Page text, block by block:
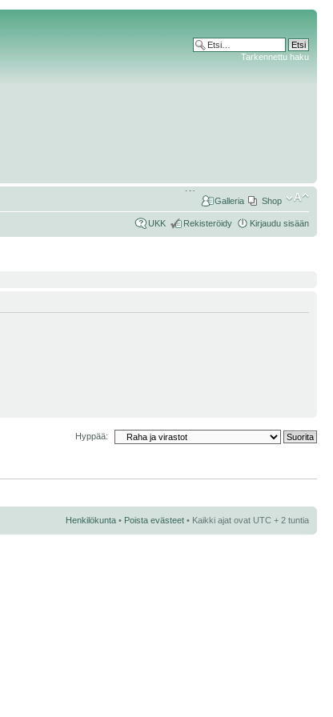
Tarkennettu haku
Shop
Galleria
UKK Rekisteröidy Kirjaudu sisään
Hyppää:
Henkilökunta • Poista evästeet • Kaikki ajat ovat UTC + 2 tuntia